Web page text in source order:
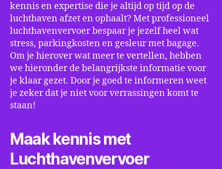
kennis en expertise die je altijd op tijd op de
luchthaven afzet en ophaalt? Met professioneel
luchthavenvervoer bespaar je jezelf heel wat
stress, parkingkosten en gesleur met bagage.
Om je hierover wat meer te vertellen, hebben
we hieronder de belangrijkste informatie voor
je klaar gezet. Door je goed te informeren weet
je zeker dat je niet voor verrassingen komt te
staan!
Maak kennis met
Luchthavenvervoer